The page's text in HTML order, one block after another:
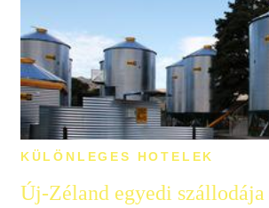
KÜLÖNLEGES HOTELEK
Új-Zéland egyedi szállodája